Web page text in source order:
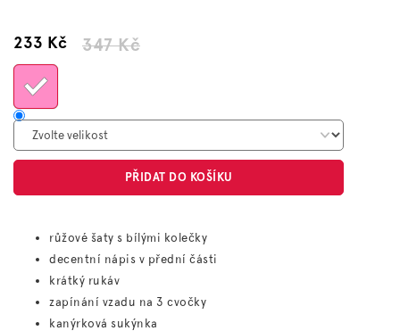
347 Kč
233 KčMěrná
PŘIDAT DO KOŠÍKU
růžové šaty s bílými kolečky
decentní nápis v přední části
krátký rukáv
zapínání vzadu na 3 cvočky
kanýrková sukýnka